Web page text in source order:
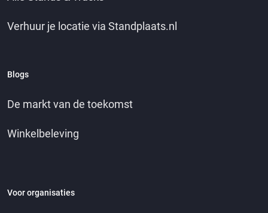
Verhuur je locatie via Standplaats.nl
Blogs
De markt van de toekomst
Winkelbeleving
Voor organisaties